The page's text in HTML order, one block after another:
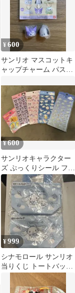
¥600
サンリオ マスコットキ
ャップチャーム パステ
¥600
サンリオキャラクター
ズ ぷっくりシール フレ
ークシール まとめ売り
¥999
シナモロール サンリオ
当りくじ トートバッグ
2個セット